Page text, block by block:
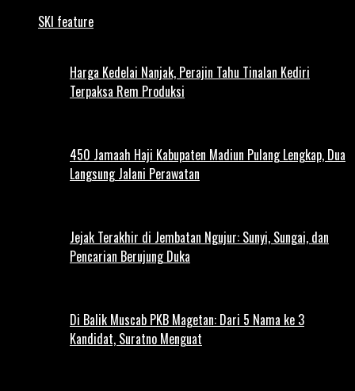
SKI feature
Harga Kedelai Nanjak, Perajin Tahu Tinalan Kediri
Terpaksa Rem Produksi
450 Jamaah Haji Kabupaten Madiun Pulang Lengkap, Dua
Langsung Jalani Perawatan
Jejak Terakhir di Jembatan Ngujur: Sunyi, Sungai, dan
Pencarian Berujung Duka
Di Balik Muscab PKB Magetan: Dari 5 Nama ke 3
Kandidat, Suratno Menguat